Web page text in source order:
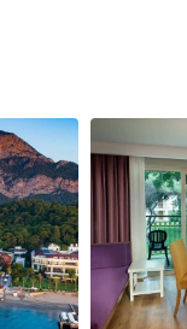
Bulgārija
Burgasa